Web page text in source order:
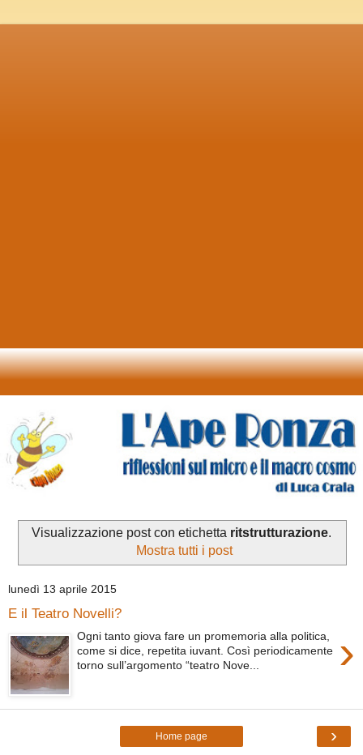
Visualizzazione post con etichetta ritstrutturazione.
Mostra tutti i post
lunedì 13 aprile 2015
E il Teatro Novelli?
›
Ogni tanto giova fare un promemoria alla politica,
come si dice, repetita iuvant. Così periodicamente
torno sull’argomento “teatro Nove...
›
Home page